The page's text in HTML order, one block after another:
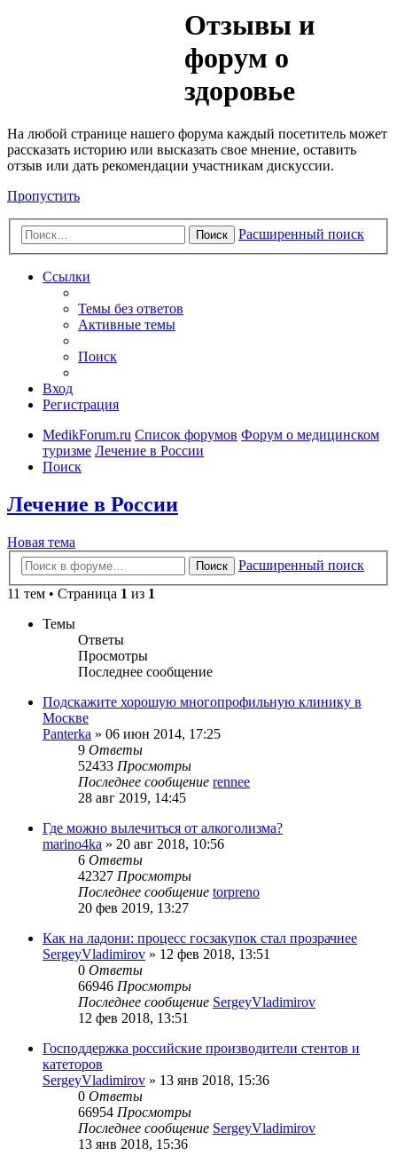
Отзывы и
форум о
здоровье
На любой странице нашего форума каждый посетитель может
рассказать историю или высказать свое мнение, оставить
отзыв или дать рекомендации участникам дискуссии.
Пропустить
Поиск Расширенный поиск
Ссылки
Темы без ответов
Активные темы
Поиск
Вход
Регистрация
MedikForum.ru Список форумов Форум о медицинском
туризме Лечение в России
Поиск
Лечение в России
Новая тема
Поиск
Расширенный поиск
11 тем • Страница 1 из 1
Темы
Ответы
Просмотры
Последнее сообщение
Подскажите хорошую многопрофильную клинику в
Москве
Panterka » 06 июн 2014, 17:25
9 Ответы
52433 Просмотры
Последнее сообщение rennee
28 авг 2019, 14:45
Где можно вылечиться от алкоголизма?
marino4ka » 20 авг 2018, 10:56
6 Ответы
42327 Просмотры
Последнее сообщение torpreno
20 фев 2019, 13:27
Как на ладони: процесс госзакупок стал прозрачнее
SergeyVladimirov » 12 фев 2018, 13:51
0 Ответы
66946 Просмотры
Последнее сообщение SergeyVladimirov
12 фев 2018, 13:51
Господдержка российские производители стентов и
катеторов
SergeyVladimirov » 13 янв 2018, 15:36
0 Ответы
66954 Просмотры
Последнее сообщение SergeyVladimirov
13 янв 2018, 15:36